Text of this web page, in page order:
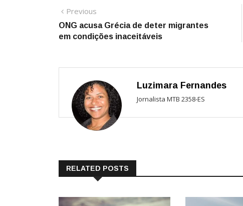
Navegação
de
Previous
post:
ONG acusa Grécia de deter migrantes
em condições inaceitáveis
Luzimara Fernandes
Jornalista MTB 2358-ES
RELATED POSTS